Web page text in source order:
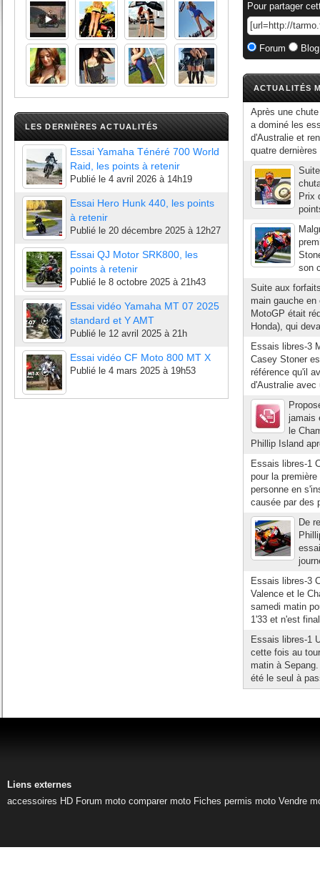
LES DERNIÈRES ACTUALITÉS
Essai Yamaha Ténéré 700 World
Raid, les points à retenir
Publié le 4 avril 2026 à 14h19
Essai Hero Hunk 440, les points
à retenir
Publié le 20 décembre 2025 à 12h27
Essai QJ Motor SRK800, les
points à retenir
Publié le 8 octobre 2025 à 21h43
Essai vidéo Yamaha MT 07 2025
standard et Y AMT
Publié le 12 avril 2025 à 21h
Essai vidéo CF Moto 800 MT X
Publié le 4 mars 2025 à 19h53
Pour partager
Forum
ACTUALITÉS
Après une
a dominé les
d'Australie et
quatre
Prix
son
Suite aux
main gauche
MotoGP était
Honda), qui
Essais libres-3
Casey Stoner
référence qu'il
d'Australie avec
jamais
le
Phillip Island
Essais libres-1
pour la
personne en
causée par des
De
Essais libres-3
Valence et le
samedi matin
1'33 et n'est
Essais libres-1
cette fois au
matin à
été le seul à
Liens externes
accessoires HD Forum moto comparer moto Fiches permis moto Vendre